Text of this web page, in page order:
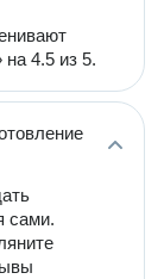
на 4.5 из 5.
сами.